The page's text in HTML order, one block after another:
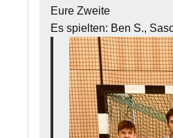
Eure Zweite
Es spielten: Ben S.,